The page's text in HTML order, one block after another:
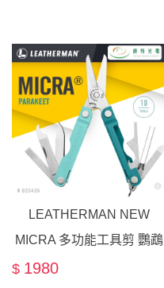
LEATHERMAN NEW
MICRA 多功能工具剪 鸚鵡
綠 #833436
$ 1980